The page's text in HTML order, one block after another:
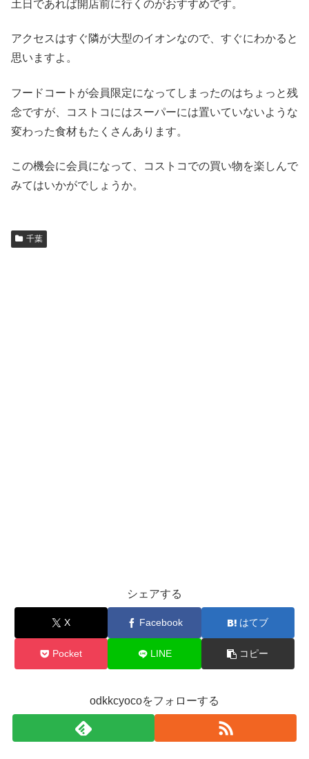
土日であれば開店前に行くのがおすすめです。
アクセスはすぐ隣が大型のイオンなので、すぐにわかると
思いますよ。
フードコートが会員限定になってしまったのはちょっと残
念ですが、コストコにはスーパーには置いていないような
変わった食材もたくさんあります。
この機会に会員になって、コストコでの買い物を楽しんで
みてはいかがでしょうか。
千葉
シェアする
X Facebook はてブ
Pocket LINE コピー
odkkcyocoをフォローする